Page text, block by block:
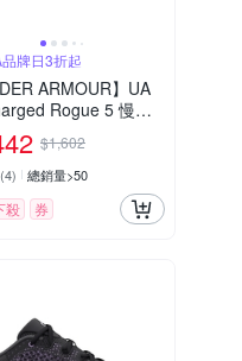
牌日3折起
ARMOUR】UA
Rogue 5 慢跑
464
$1,602
(4) 總銷量>50
殺 券